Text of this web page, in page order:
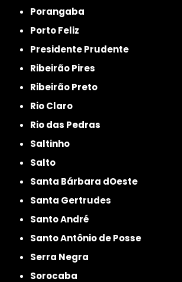
Porangaba
Porto Feliz
Presidente Prudente
Ribeirão Pires
Ribeirão Preto
Rio Claro
Rio das Pedras
Saltinho
Salto
Santa Bárbara dOeste
Santa Gertrudes
Santo André
Santo Antônio de Posse
Serra Negra
Sorocaba